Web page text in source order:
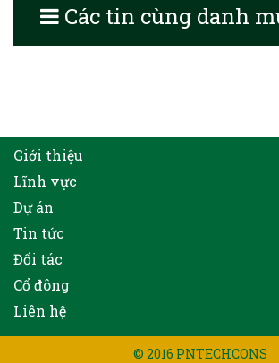
Các tin cùng danh
Giới thiệu
Lĩnh vực
Dự án
Tin tức
Đối tác
Cổ đông
Liên hệ
© 2016 PNTECHCONS